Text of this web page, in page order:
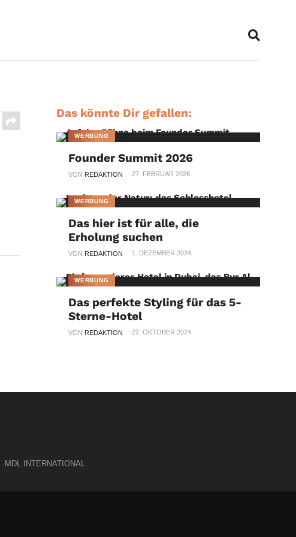
Das könnte Dir gefallen:
WERBUNG
Founder Summit 2026
VON REDAKTION 27. FEBRUAR 2026
WERBUNG
Das hier ist für alle, die
Erholung suchen
VON REDAKTION 1. DEZEMBER 2024
WERBUNG
Das perfekte Styling für das 5-
Sterne-Hotel
VON REDAKTION 22. OKTOBER 2024
MDL INTERNATIONAL